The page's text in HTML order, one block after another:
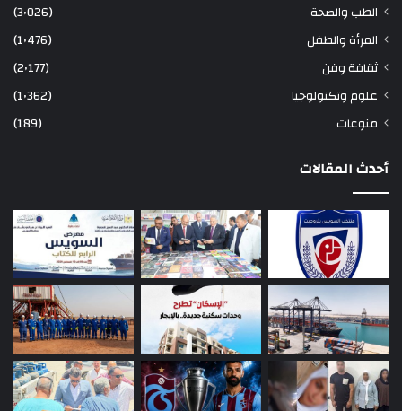
الطب والصحة
(3٬026)
المرأة والطفل
(1٬476)
ثقافة وفن
(2٬177)
علوم وتكنولوجيا
(1٬362)
منوعات
(189)
أحدث المقالات